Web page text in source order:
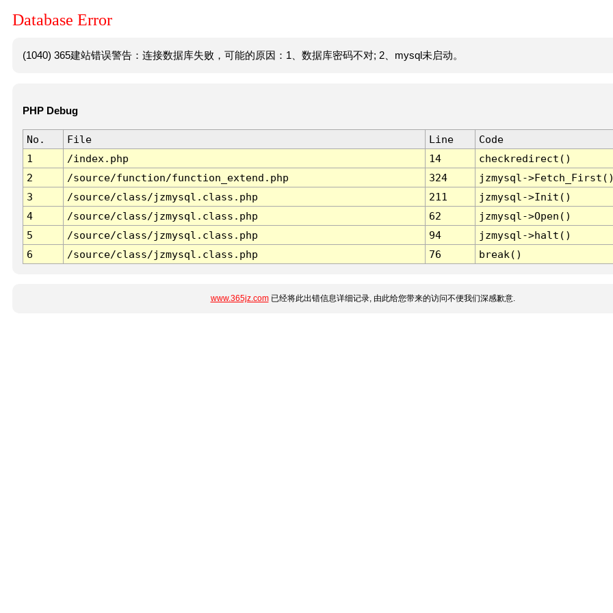
Database Error
(1040) 365建站错误警告：连接数据库失败，可能的原因：1、数据库密码不对; 2、mysql未启动。
PHP Debug
No. File Line
Code
1
/index.php 14
checkredirect()
2
/source/function/function_extend.php 324
jzmysql-
3
/source/class/jzmysql.class.php 211
jzmysql->Init()
4
/source/class/jzmysql.class.php 62
jzmysql->Open()
5
/source/class/jzmysql.class.php 94
jzmysql->halt()
6
/source/class/jzmysql.class.php 76 break()
www.365jz.com已经将此出错信息详细记录, 由此给您带来的访问不便我们深感歉意.